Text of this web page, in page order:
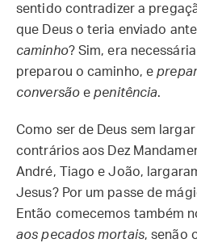
sentido contradizer a
que Deus o teria enviado
caminho? Sim, era
preparou o caminho, e
conversãoepenitência.
Como ser de Deus sem
contrários aos Dez
André, Tiago e João,
Jesus? Por um passe de
Então comecemos também
aos pecados mortais, senão